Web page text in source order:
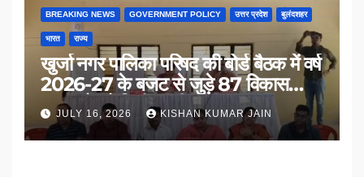
BREAKING NEWS GOVERNMENT POLICY उत्तर प्रदेश बुलंदशहर
भारत राज्य
खुर्जा नगर पालिका परिषद की बोर्ड बैठक में वर्ष
2026-27 के बजट से जुड़े 87 विकास
प्रस्तावों को मिली मंजूरी
JULY 16, 2026 KISHAN KUMAR JAIN